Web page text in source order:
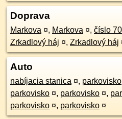
Doprava
Markova ¤, Markova ¤, číslo
Zrkadlový háj ¤, Zrkadlový háj
Auto
nabíjacia stanica ¤, parkovisko
parkovisko ¤, parkovisko ¤,
parkovisko ¤, parkovisko ¤